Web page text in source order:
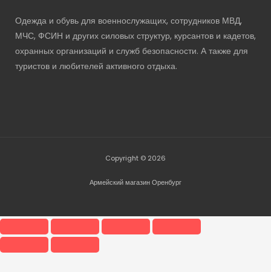
Одежда и обувь для военнослужащих, сотрудников МВД,
МЧС, ФСИН и других силовых структур, курсантов и кадетов,
охранных организаций и служб безопасности. А также для
туристов и любителей активного отдыха.
Copyright © 2026
Армейский магазин Оренбург